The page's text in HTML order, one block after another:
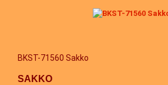
BKST-71560 Sakko
SAKKO